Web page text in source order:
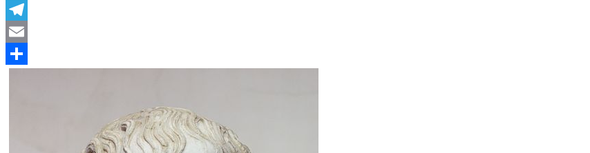
WhatsApp
Telegram
Email